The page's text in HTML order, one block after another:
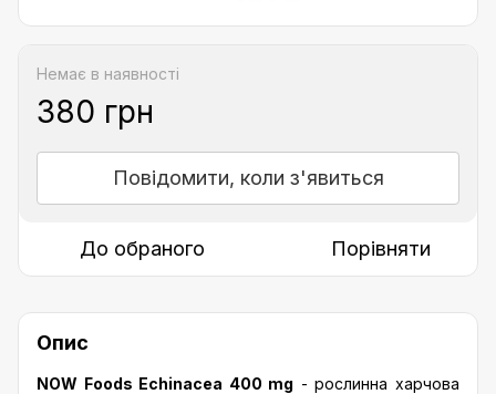
Немає в наявності
380 грн
Повідомити, коли з'явиться
До обраного Порівняти
Опис
NOW Foods Echinacea 400 mg - рослинна харчова